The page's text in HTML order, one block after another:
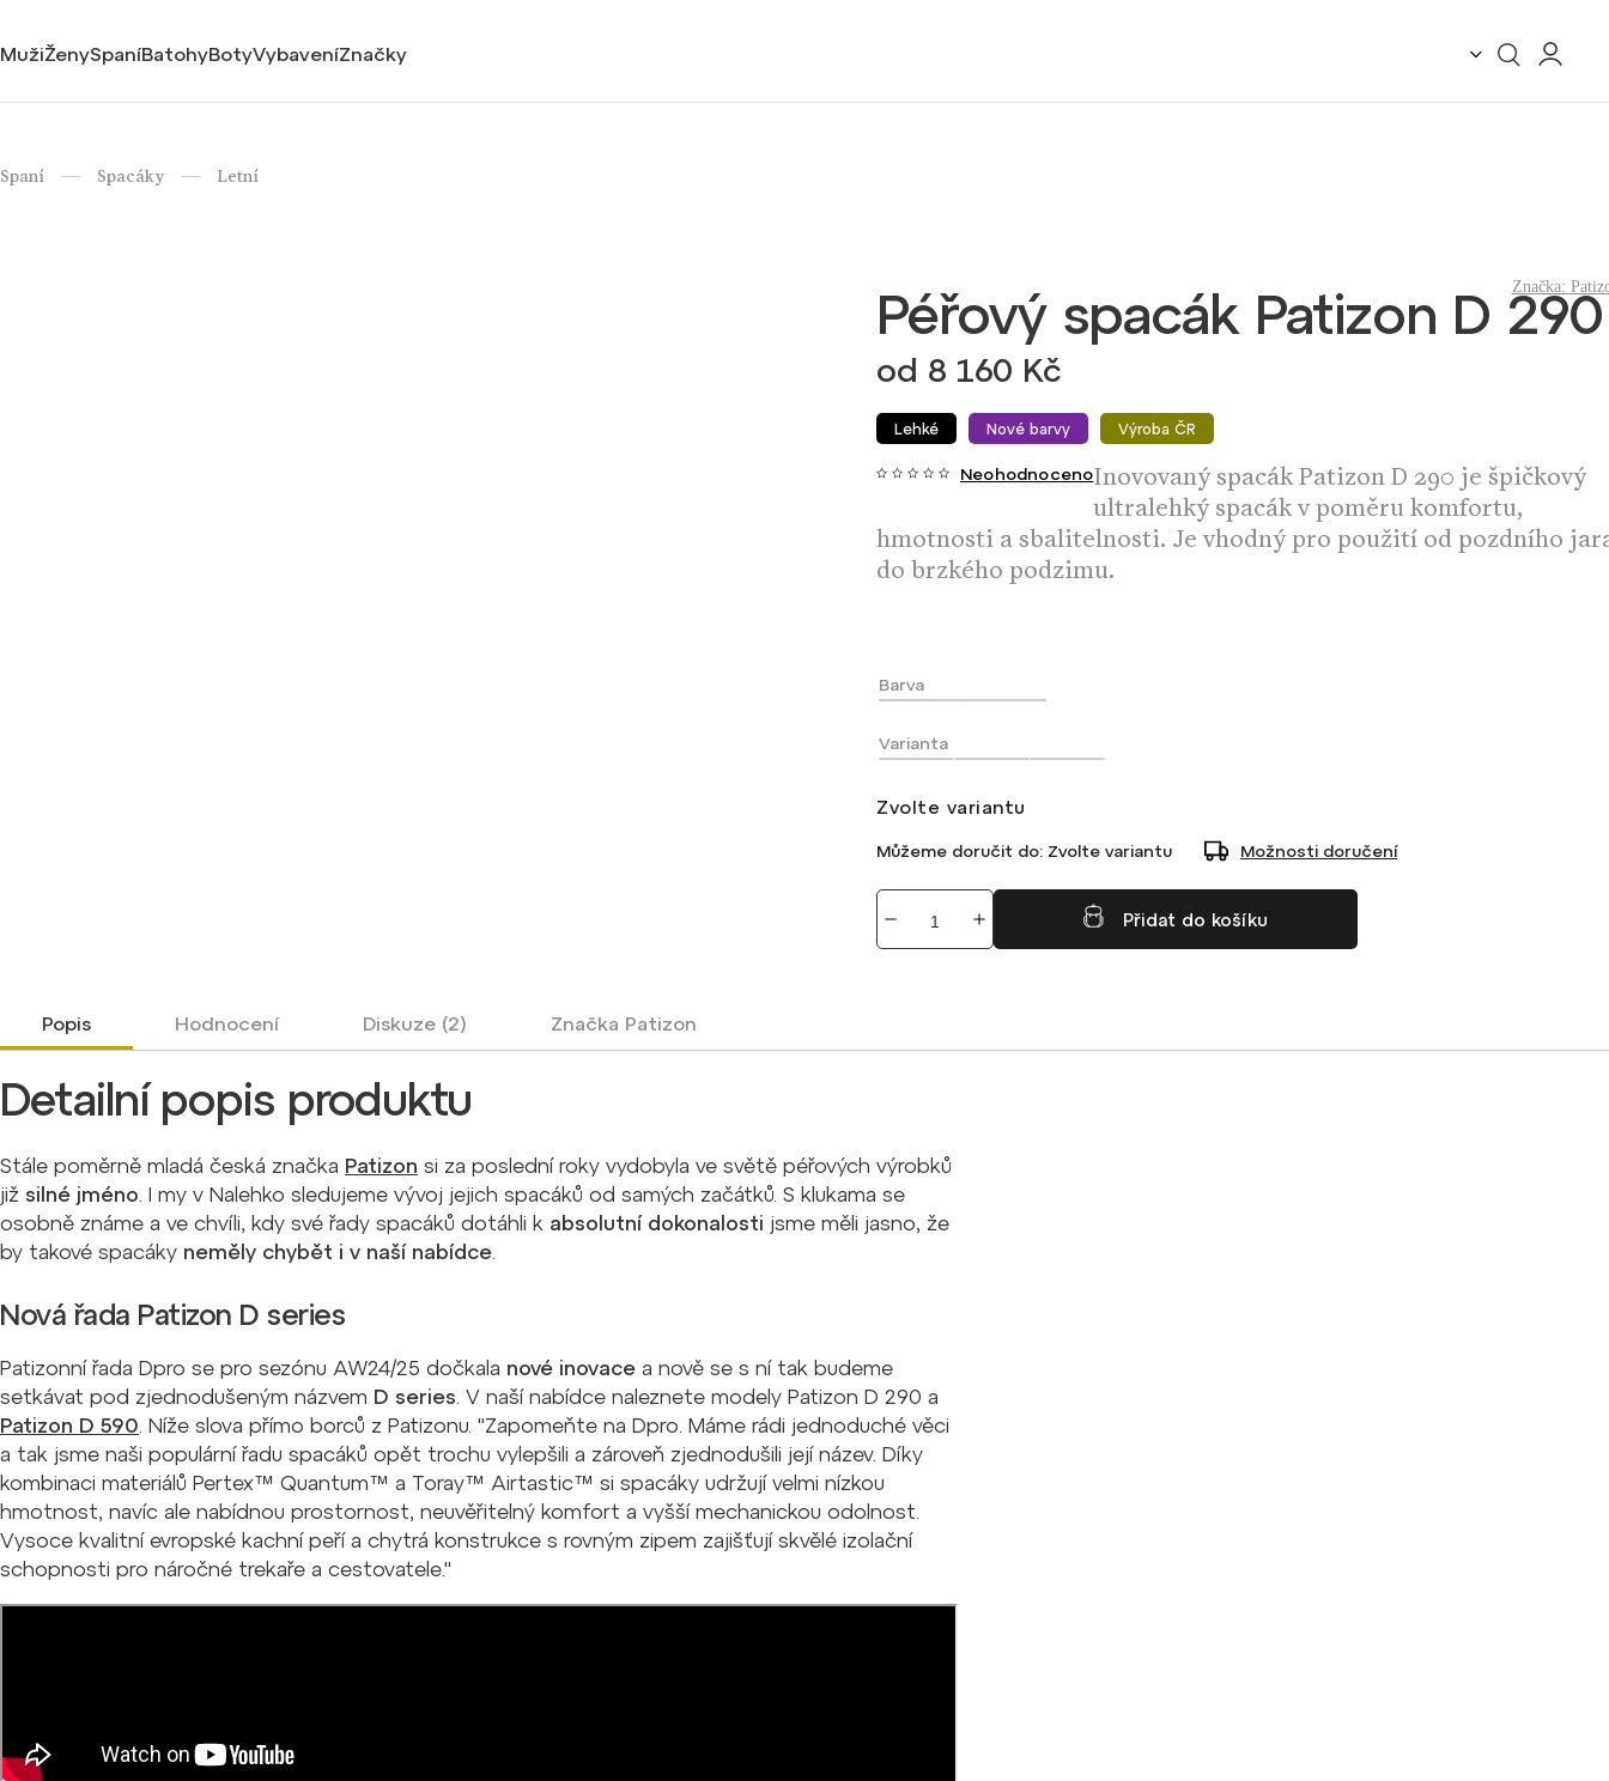
MužiŽenySpaníBatohyBotyVybaveníZnačky
Spaní / Spacáky / Letní
Péřový spacák Patizon D 290
od 8 160 Kč
Lehké Nové barvy Výroba ČR
NeohodnocenoInovovaný spacák Patizon D 290 je špičkový
ultralehký spacák v poměru komfortu,
hmotnosti a sbalitelnosti. Je vhodný pro použití od pozdního
do brzkého podzimu.
Značka:
Barva
Varianta
Zvolte variantu
Můžeme doručit do: Zvolte variantu Možnosti doručení
Přidat do košíku
Popis Hodnocení Diskuze (2) Značka Patizon
Detailní popis produktu
Stále poměrně mladá česká značka Patizon si za poslední roky vydobyla ve světě péřových výrobků
již silné jméno. I my v Nalehko sledujeme vývoj jejich spacáků od samých začátků. S klukama se
osobně známe a ve chvíli, kdy své řady spacáků dotáhli k absolutní dokonalosti jsme měli jasno, že
by takové spacáky neměly chybět i v naší nabídce.
Nová řada Patizon D series
Patizonní řada Dpro se pro sezónu AW24/25 dočkala nové inovace a nově se s ní tak budeme
setkávat pod zjednodušeným názvem D series. V naší nabídce naleznete modely Patizon D 290 a
Patizon D 590. Níže slova přímo borců z Patizonu. "Zapomeňte na Dpro. Máme rádi jednoduché věci
a tak jsme naši populární řadu spacáků opět trochu vylepšili a zároveň zjednodušili její název. Díky
kombinaci materiálů Pertex™ Quantum™ a Toray™ Airtastic™ si spacáky udržují velmi nízkou
hmotnost, navíc ale nabídnou prostornost, neuvěřitelný komfort a vyšší mechanickou odolnost.
Vysoce kvalitní evropské kachní peří a chytrá konstrukce s rovným zipem zajišťují skvělé izolační
schopnosti pro náročné trekaře a cestovatele."